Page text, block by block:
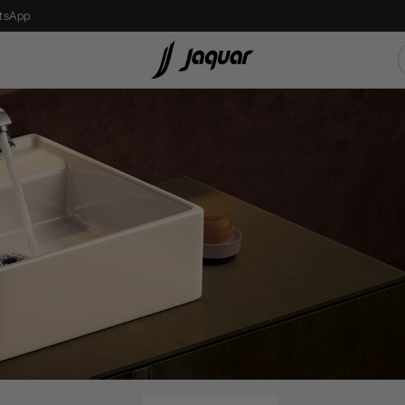
Street Light
Bollard Light
फ्लोर लैम्प्स